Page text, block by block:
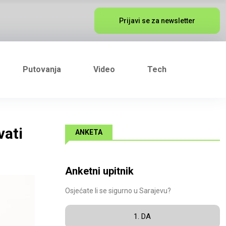
Prijavi se za newsletter
Putovanja Video Tech
ANKETA
Anketni upitnik
Osjećate li se sigurno u Sarajevu?
1. DA